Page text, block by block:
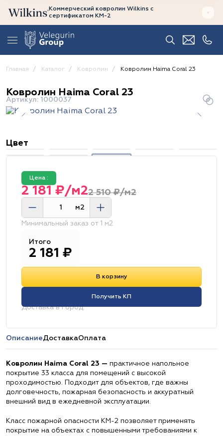
Коммерческий ковролин Wilkins с
сертификатом КМ-2
Главная Каталог Ковролин Ковролин Haima Coral 23
Ковролин Haima Coral 23
Артикул: 1000037
Цвет
Цена :
2 510 ₽/м2
2 181 ₽/м2
м2
Минимальный заказ от 1 м2
Итого
2 181 ₽
В корзину
Получить КП
Доставка в город:
ОписаниеДоставкаОплата
Ковролин Haima Coral 23 — практичное напольное
покрытие 33 класса для помещений с высокой
проходимостью. Подходит для объектов, где важны
долговечность, пожарная безопасность и аккуратный
внешний вид в ежедневной эксплуатации.
Класс пожарной опасности КМ-2 позволяет применять
покрытие на объектах с повышенными требованиями к